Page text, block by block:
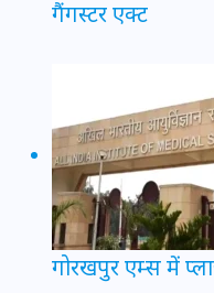
गैंगस्टर एक्ट
गोरखपुर एम्स में